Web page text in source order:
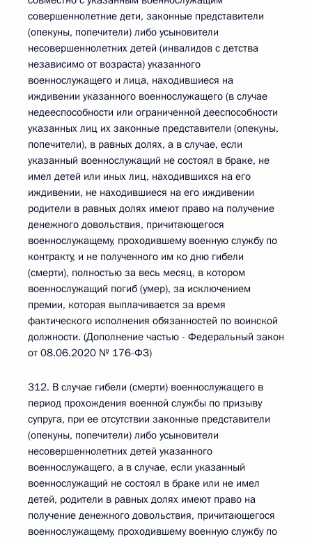
совершеннолетние дети, законные представители
(опекуны, попечители) либо усыновители
несовершеннолетних детей (инвалидов с детства
независимо от возраста) указанного
военнослужащего и лица, находившиеся на
иждивении указанного военнослужащего (в случае
недееспособности или ограниченной дееспособности
указанных лиц их законные представители (опекуны,
попечители), в равных долях, а в случае, если
указанный военнослужащий не состоял в браке, не
имел детей или иных лиц, находившихся на его
иждивении, не находившиеся на его иждивении
родители в равных долях имеют право на получение
денежного довольствия, причитающегося
военнослужащему, проходившему военную службу по
контракту, и не полученного им ко дню гибели
(смерти), полностью за весь месяц, в котором
военнослужащий погиб (умер), за исключением
премии, которая выплачивается за время
фактического исполнения обязанностей по воинской
должности. (Дополнение частью - Федеральный закон
от 08.06.2020 № 176-ФЗ)
312. В случае гибели (смерти) военнослужащего в
период прохождения военной службы по призыву
супруга, при ее отсутствии законные представители
(опекуны, попечители) либо усыновители
несовершеннолетних детей указанного
военнослужащего, а в случае, если указанный
военнослужащий не состоял в браке или не имел
детей, родители в равных долях имеют право на
получение денежного довольствия, причитающегося
военнослужащему, проходившему военную службу по